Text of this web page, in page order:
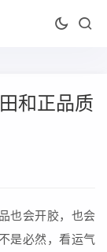
和正品质
也会开胶，也会
是必然，看运气